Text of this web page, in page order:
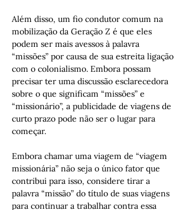
Além disso, um fio condutor comum na
mobilização da Geração Z é que eles
podem ser mais avessos à palavra
“missões” por causa de sua estreita ligação
com o colonialismo. Embora possam
precisar ter uma discussão esclarecedora
sobre o que significam “missões” e
“missionário”, a publicidade de viagens de
curto prazo pode não ser o lugar para
começar.
Embora chamar uma viagem de “viagem
missionária” não seja o único fator que
contribui para isso, considere tirar a
palavra “missão” do título de suas viagens
para continuar a trabalhar contra essa